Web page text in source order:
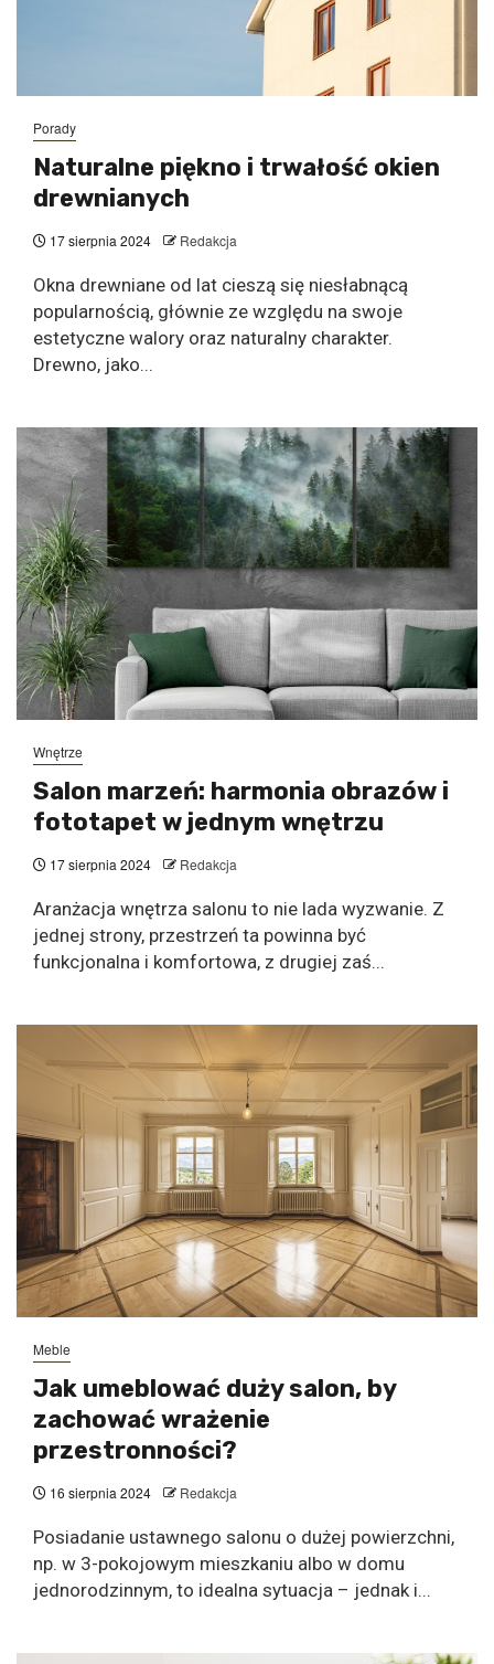
Porady
Naturalne piękno i trwałość okien
drewnianych
17 sierpnia 2024 Redakcja
Okna drewniane od lat cieszą się niesłabnącą
popularnością, głównie ze względu na swoje
estetyczne walory oraz naturalny charakter.
Drewno, jako...
Wnętrze
Salon marzeń: harmonia obrazów i
fototapet w jednym wnętrzu
17 sierpnia 2024 Redakcja
Aranżacja wnętrza salonu to nie lada wyzwanie. Z
jednej strony, przestrzeń ta powinna być
funkcjonalna i komfortowa, z drugiej zaś...
Meble
Jak umeblować duży salon, by
zachować wrażenie
przestronności?
16 sierpnia 2024 Redakcja
Posiadanie ustawnego salonu o dużej powierzchni,
np. w 3-pokojowym mieszkaniu albo w domu
jednorodzinnym, to idealna sytuacja – jednak i...